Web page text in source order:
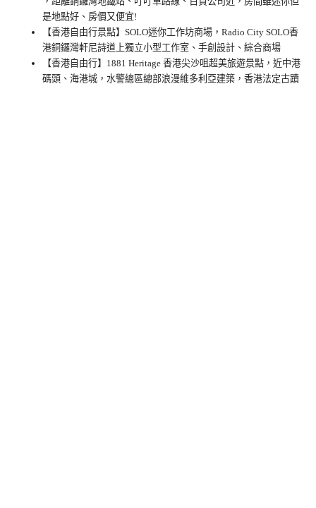
是地點好、房價又便宜!
【香港自由行景點】SOLO迷你工作坊商場，Radio City SOLO香
港銅鑼灣軒尼詩道上獨立小型工作室、手創設計、綜合商場
【香港自由行】1881 Heritage 香港尖沙咀超美旅遊景點，近中港
碼頭、海港城，水警總區總部浪漫維多利亞建築，香港法定古蹟